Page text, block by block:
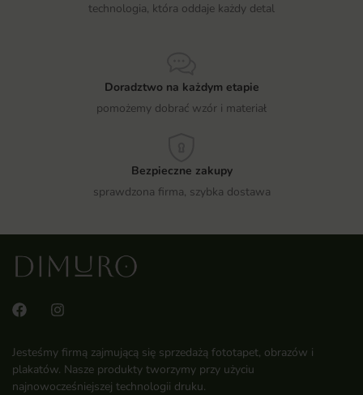
technologia, która oddaje każdy detal
Doradztwo na każdym etapie
pomożemy dobrać wzór i materiał
Bezpieczne zakupy
sprawdzona firma, szybka dostawa
Jesteśmy firmą zajmującą się sprzedażą fototapet, obrazów i
plakatów. Nasze produkty tworzymy przy użyciu
najnowocześniejszej technologii druku.